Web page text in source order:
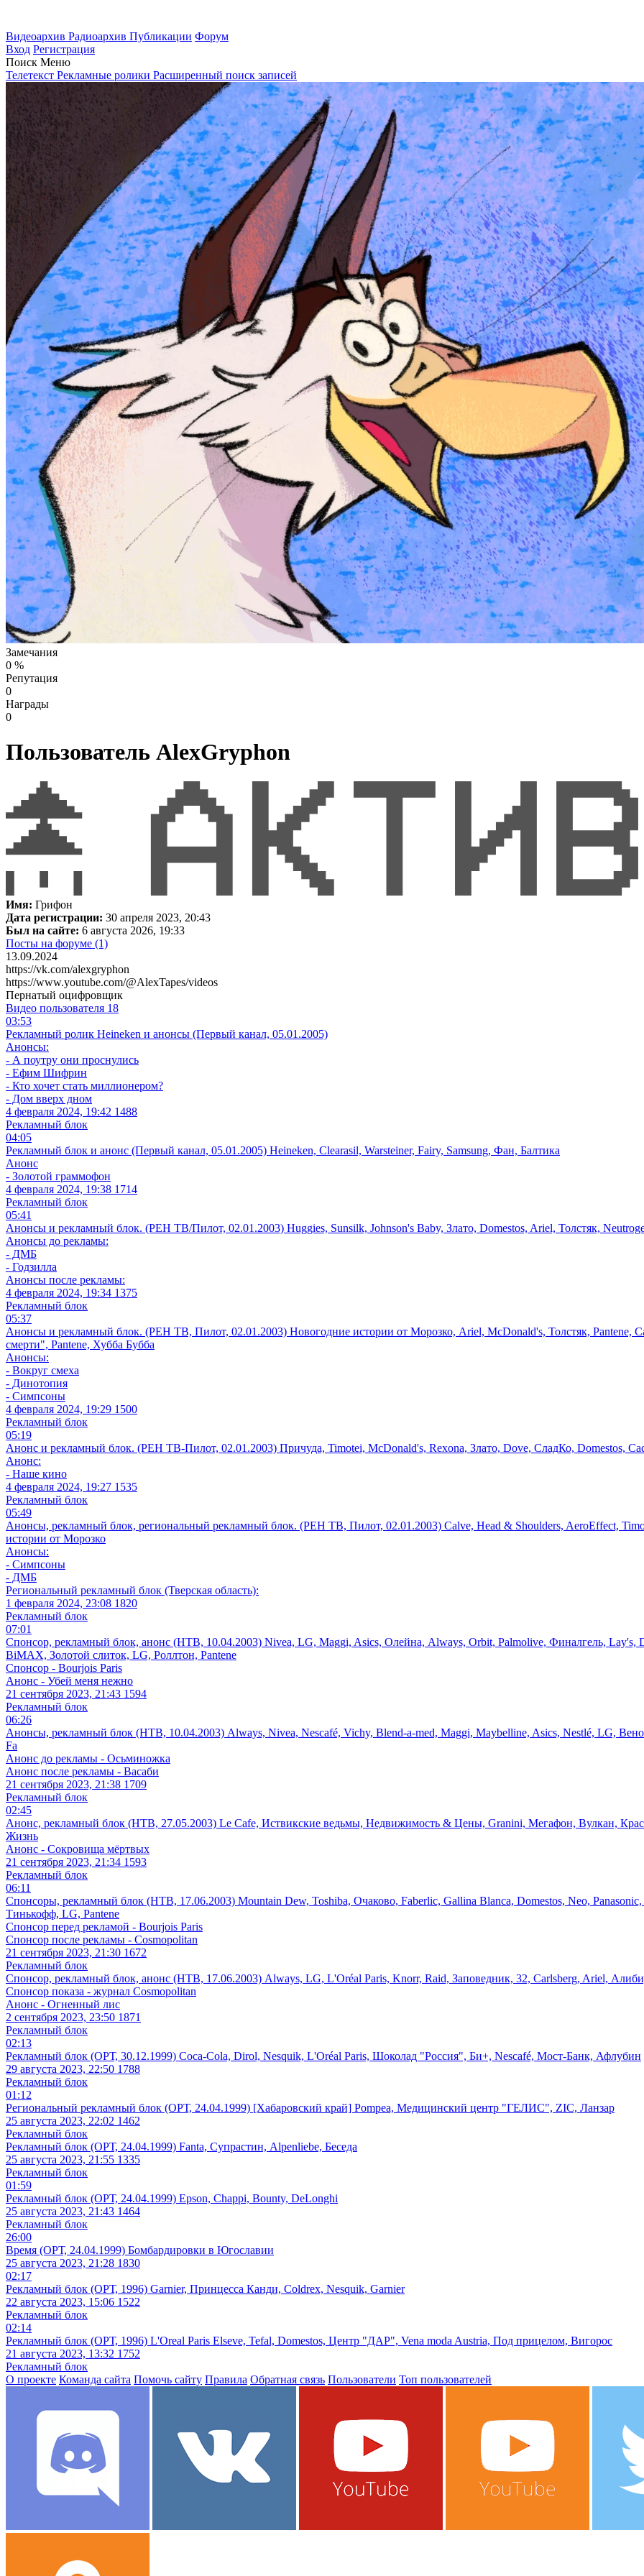
Видеоархив Радиоархив Публикации Форум
Вход Регистрация
Поиск Меню
Телетекст Рекламные ролики Расширенный поиск записей
Замечания
0 %
Репутация
0
Награды
0
Пользователь AlexGryphon
Имя: Грифон
Дата регистрации: 30 апреля 2023, 20:43
Был на сайте: 6 августа 2026, 19:33
Посты на форуме (1)
13.09.2024
https://vk.com/alexgryphon
https://www.youtube.com/@AlexTapes/videos
Пернатый оцифровщик
Видео пользователя 18
03:53
Рекламный ролик Heineken и анонсы (Первый канал, 05.01.2005)
Анонсы:
- А поутру они проснулись
- Ефим Шифрин
- Кто хочет стать миллионером?
- Дом вверх дном
4 февраля 2024, 19:42 1488
Рекламный блок
04:05
Рекламный блок и анонс (Первый канал, 05.01.2005) Heineken, Clearasil, Warsteiner, Fairy, Samsung, Фан, Балтика
Анонс
- Золотой граммофон
4 февраля 2024, 19:38 1714
Рекламный блок
05:41
Анонсы и рекламный блок. (РЕН ТВ/Пилот, 02.01.2003) Huggies, Sunsilk, Johnson's Baby, Злато, Domestos, Ariel, Толстяк,
Анонсы до рекламы:
- ДМБ
- Годзилла
Анонсы после рекламы:
4 февраля 2024, 19:34 1375
Рекламный блок
05:37
Анонсы и рекламный блок. (РЕН ТВ, Пилот, 02.01.2003) Новогодние истории от Морозко, Ariel, McDonald's, Толстяк, Pantene,
смерти", Pantene, Хубба Бубба
Анонсы:
- Вокруг смеха
- Динотопия
- Симпсоны
4 февраля 2024, 19:29 1500
Рекламный блок
05:19
Анонс и рекламный блок. (РЕН ТВ-Пилот, 02.01.2003) Причуда, Timotei, McDonald's, Rexona, Злато, Dove, СладКо, Domestos,
Анонс:
- Наше кино
4 февраля 2024, 19:27 1535
Рекламный блок
05:49
Анонсы, рекламный блок, региональный рекламный блок. (РЕН ТВ, Пилот, 02.01.2003) Calve, Head & Shoulders, AeroEffect,
истории от Морозко
Анонсы:
- Симпсоны
- ДМБ
Региональный рекламный блок (Тверская область):
1 февраля 2024, 23:08 1820
Рекламный блок
07:01
Спонсор, рекламный блок, анонс (НТВ, 10.04.2003) Nivea, LG, Maggi, Asics, Олейна, Always, Orbit, Palmolive, Финалгель,
BiMAX, Золотой слиток, LG, Роллтон, Pantene
Спонсор - Bourjois Paris
Анонс - Убей меня нежно
21 сентября 2023, 21:43 1594
Рекламный блок
06:26
Анонсы, рекламный блок (НТВ, 10.04.2003) Always, Nivea, Nescafé, Vichy, Blend-a-med, Maggi, Maybelline, Asics, Nestlé, LG,
Fa
Анонс до рекламы - Осьминожка
Анонс после рекламы - Васаби
21 сентября 2023, 21:38 1709
Рекламный блок
02:45
Анонс, рекламный блок (НТВ, 27.05.2003) Le Cafe, Иствикские ведьмы, Недвижимость & Цены, Granini, Мегафон, Вулкан,
Жизнь
Анонс - Сокровища мёртвых
21 сентября 2023, 21:34 1593
Рекламный блок
06:11
Спонсоры, рекламный блок (НТВ, 17.06.2003) Mountain Dew, Toshiba, Очаково, Faberlic, Gallina Blanca, Domestos, Neo,
Тинькофф, LG, Pantene
Спонсор перед рекламой - Bourjois Paris
Спонсор после рекламы - Cosmopolitan
21 сентября 2023, 21:30 1672
Рекламный блок
Спонсор, рекламный блок, анонс (НТВ, 17.06.2003) Always, LG, L'Oréal Paris, Knorr, Raid, Заповедник, 32, Carlsberg, Ariel,
Спонсор показа - журнал Cosmopolitan
Анонс - Огненный лис
2 сентября 2023, 23:50 1871
Рекламный блок
02:13
Рекламный блок (ОРТ, 30.12.1999) Coca-Cola, Dirol, Nesquik, L'Oréal Paris, Шоколад "Россия", Би+, Nescafé, Мост-Банк, Афлубин
29 августа 2023, 22:50 1788
Рекламный блок
01:12
Региональный рекламный блок (ОРТ, 24.04.1999) [Хабаровский край] Pompea, Медицинский центр "ГЕЛИС", ZIC, Ланзар
25 августа 2023, 22:02 1462
Рекламный блок
Рекламный блок (ОРТ, 24.04.1999) Fanta, Супрастин, Alpenliebe, Беседа
25 августа 2023, 21:55 1335
Рекламный блок
01:59
Рекламный блок (ОРТ, 24.04.1999) Epson, Chappi, Bounty, DeLonghi
25 августа 2023, 21:43 1464
Рекламный блок
26:00
Время (ОРТ, 24.04.1999) Бомбардировки в Югославии
25 августа 2023, 21:28 1830
02:17
Рекламный блок (ОРТ, 1996) Garnier, Принцесса Канди, Coldrex, Nesquik, Garnier
22 августа 2023, 15:06 1522
Рекламный блок
02:14
Рекламный блок (ОРТ, 1996) L'Oreal Paris Elseve, Tefal, Domestos, Центр "ДАР", Vena moda Austria, Под прицелом, Вигорос
21 августа 2023, 13:32 1752
Рекламный блок
О проекте Команда сайта Помочь сайту Правила Обратная связь Пользователи Топ пользователей